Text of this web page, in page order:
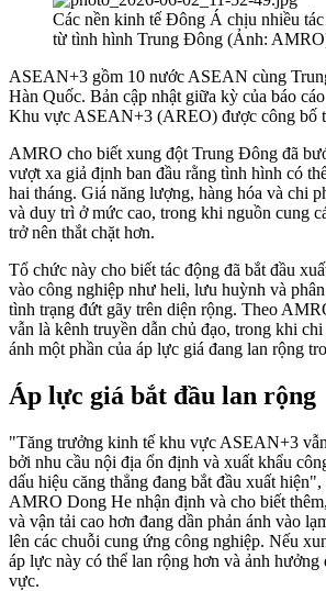
Các nền kinh tế Đông Á chịu nhiều
từ tình hình Trung Đông (Ảnh:
ASEAN+3 gồm 10 nước ASEAN cùng
Hàn Quốc. Bản cập nhật giữa kỳ của báo
Khu vực ASEAN+3 (AREO) được công bố
AMRO cho biết xung đột Trung Đông đã
vượt xa giả định ban đầu rằng tình hình có
hai tháng. Giá năng lượng, hàng hóa và chi
và duy trì ở mức cao, trong khi nguồn cung
trở nên thắt chặt hơn.
Tổ chức này cho biết tác động đã bắt đầu
vào công nghiệp như heli, lưu huỳnh và
tình trạng đứt gãy trên diện rộng. Theo
vẫn là kênh truyền dẫn chủ đạo, trong khi
ánh một phần của áp lực giá đang lan rộng
Áp lực giá bắt đầu lan rộng
"Tăng trưởng kinh tế khu vực ASEAN+3
bởi nhu cầu nội địa ổn định và xuất khẩu
dấu hiệu căng thẳng đang bắt đầu xuất
AMRO Dong He nhận định và cho biết
và vận tải cao hơn đang dần phản ánh vào
lên các chuỗi cung ứng công nghiệp. Nếu
áp lực này có thể lan rộng hơn và ảnh hưởng
vực.